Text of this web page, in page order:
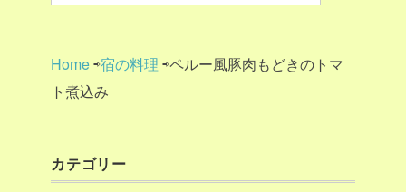
Home⇨宿の料理 ⇨ペルー風豚肉もどきのトマ
ト煮込み
カテゴリー